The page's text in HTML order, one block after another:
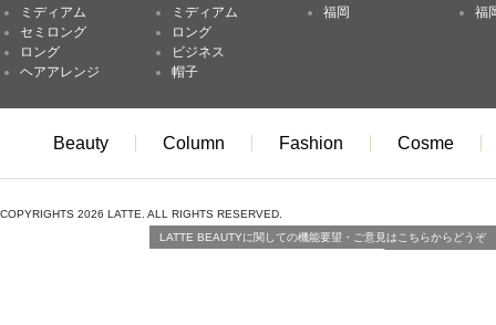
ミディアム
セミロング
ロング
ヘアアレンジ
ミディアム
ロング
ビジネス
帽子
福岡
福
Beauty Column Fashion Cosme
COPYRIGHTS 2026 LATTE. ALL RIGHTS RESERVED.
LATTE BEAUTYに関しての機能要望・ご意見はこちらからどうぞ